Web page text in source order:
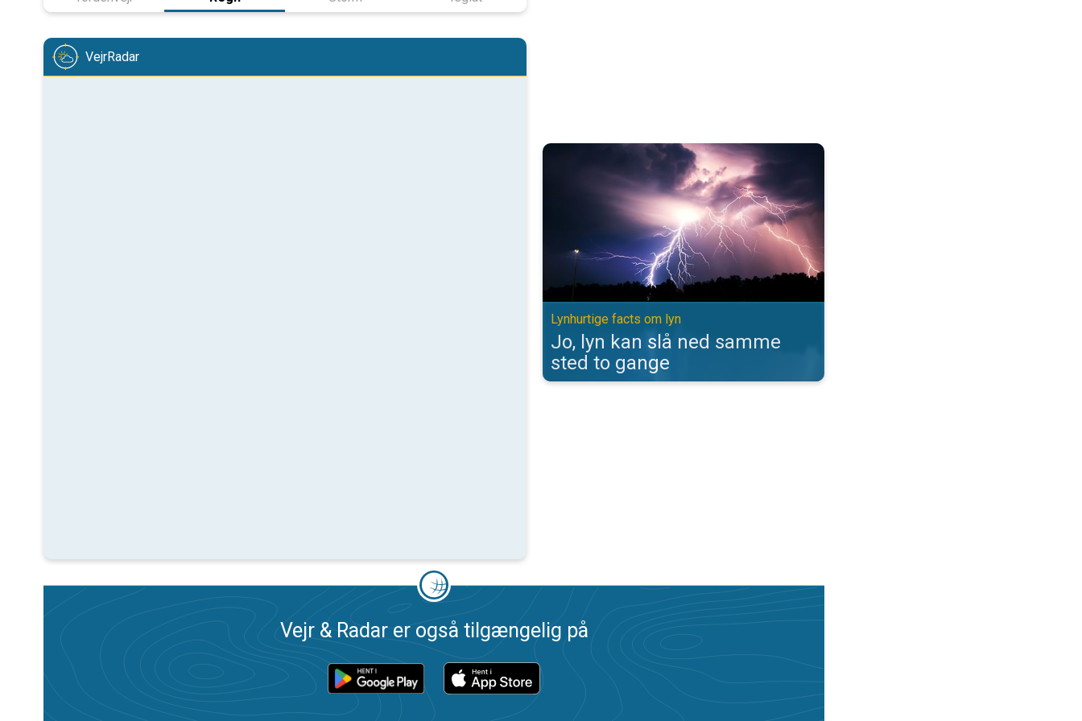
VejrRadar
Jo, lyn kan slå ned samme sted to gange. Lynhurtige facts om lyn. . .
Lynhurtige facts om lyn
Jo, lyn kan slå ned samme
sted to gange
Vejr & Radar er også tilgængelig på